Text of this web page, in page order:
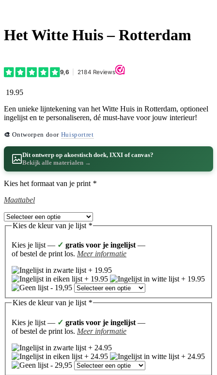
Het Witte Huis – Rotterdam
19.95
Een unieke lijntekening van het Witte Huis in Rotterdam, optioneel
ingelijst en te personaliseren, dé must-have voor jouw interieur!
🎨Ontworpen door Huisportret
Dit ontwerp op akoestisch doek, IXXI of canvas?
Bekijk alle materialen →
Kies het formaat van je print *
Maattabel
Kies de kleur van je lijst *
Kies je lijst — ✓ gratis voor je ingelijst —
of bestel de print los. Meer informatie
Kies de kleur van je lijst *
Kies je lijst — ✓ gratis voor je ingelijst —
of bestel de print los. Meer informatie